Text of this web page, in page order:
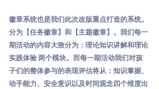
徽章系统也是我们此次改版重点打造的系统。
分为【任务徽章】和【主题徽章】。我们每一
期活动的内容大致分为：理论知识讲解和理论
实践体验 两个模块。而每一期活动我们对孩
子们的整体参与的表现评估将从：知识掌握、
动手能力、安全意识以及时间观念四个维度出